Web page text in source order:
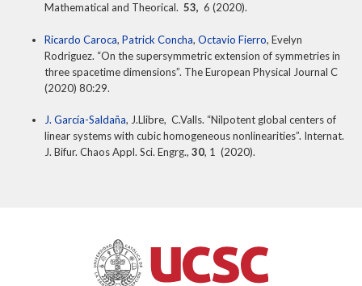
Mathematical and Theorical. 53, 6 (2020).
Ricardo Caroca, Patrick Concha, Octavio Fierro, Evelyn
Rodriguez. “On the supersymmetric extension of symmetries in
three spacetime dimensions”. The European Physical Journal C
(2020) 80:29.
J. García-Saldaña, J.Llibre, C.Valls. “Nilpotent global centers of
linear systems with cubic homogeneous nonlinearities”. Internat.
J. Bifur. Chaos Appl. Sci. Engrg., 30, 1 (2020).